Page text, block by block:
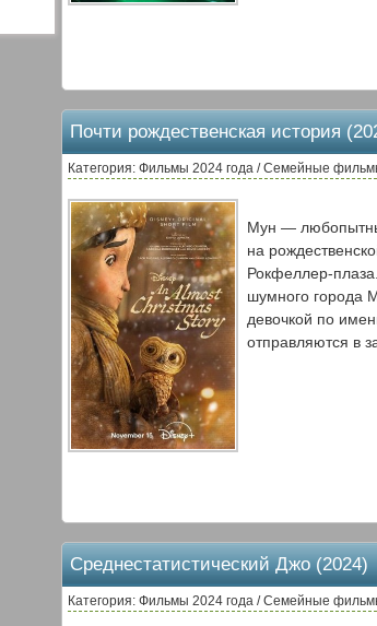
Почти рождественская история
Категория: Фильмы 2024 года / Семейные
Мун —
на
Рокфеллер-
шумного города
девочкой по
отправляются в
Среднестатистический Джо (2024)
Категория: Фильмы 2024 года / Семейные